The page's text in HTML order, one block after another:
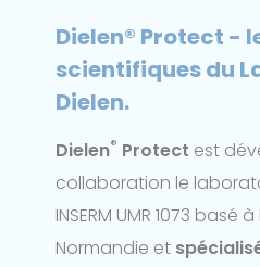
Dielen® Protect -
scientifiques du
Dielen.
Dielen® Protect est
collaboration le
INSERM UMR 1073 basé
Normandie et